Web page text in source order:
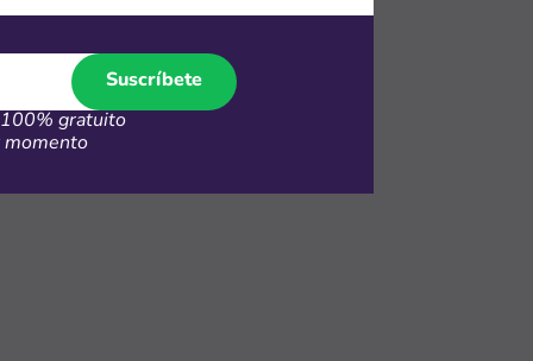
Suscríbete
100% gratuito
momento